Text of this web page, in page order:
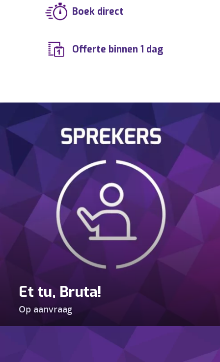
Boek direct
Offerte binnen 1 dag
Et tu, Bruta!
Op aanvraag